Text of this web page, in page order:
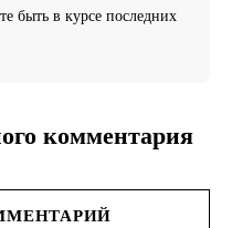
быть в курсе последних
комментария